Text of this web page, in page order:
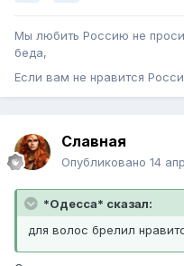
Мы любить Россию не
беда,
Если вам не нравится
Славная
Опубликовано 14
*Одесса* сказал:
для волос брелил